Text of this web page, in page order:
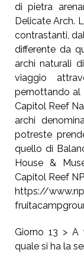
di pietra
Delicate Arch.
contrastanti,
differente da
archi naturali
viaggio
pernottando al
Capitol Reef
archi
potreste
quello di
House &
Capitol Reef
https://
Giorno 13 >
quale si ha la